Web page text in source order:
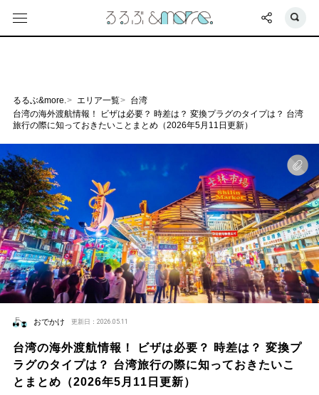
るるぶ&more. エリア一覧
台湾
台湾の海外渡航情報！ ビザは必要？ 時差は？ 変換プラグのタイプは？ 台湾
旅行の際に知っておきたいことまとめ（2026年5月11日更新）
おでかけ 更新日：2026.05.11
台湾の海外渡航情報！ ビザは必要？ 時差は？ 変換プ
ラグのタイプは？ 台湾旅行の際に知っておきたいこ
とまとめ（2026年5月11日更新）